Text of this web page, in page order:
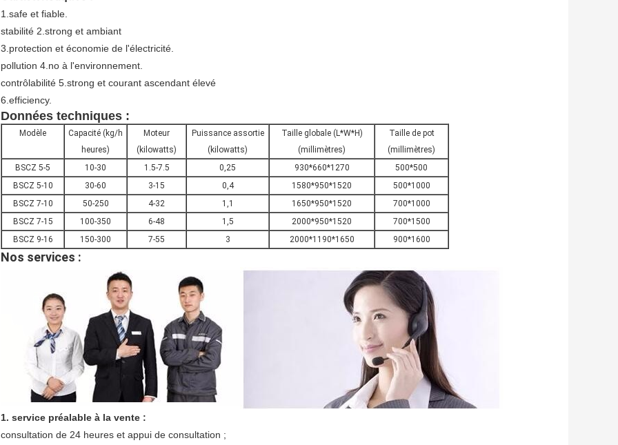
1.safe et fiable.
stabilité 2.strong et ambiant
3.protection et économie de l'électricité.
pollution 4.no à l'environnement.
contrôlabilité 5.strong et courant ascendant élevé
6.efficiency.
Données techniques :
Modèle
Capacité (kg/h
heures)
Moteur
(kilowatts)
Puissance assortie
(kilowatts)
Taille globale (L*W*H)
(millimètres)
Taille de pot
(millimètres)
BSCZ 5-5
10-30 1.5-7.5 0,25 930*660*1270
500*500
BSCZ 5-10
30-60 3-15 0,4 1580*950*1520
500*1000
BSCZ 7-10
50-250 4-32 1,1 1650*950*1520
700*1000
BSCZ 7-15
100-350 6-48 1,5 2000*950*1520
700*1500
BSCZ 9-16
150-300 7-55 3 2000*1190*1650 900*1600
Nos services :
1. service préalable à la vente :
consultation de 24 heures et appui de consultation ;